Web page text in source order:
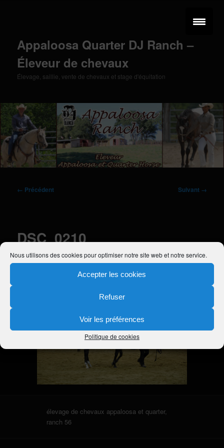
Nous utilisons des cookies pour optimiser notre site web et notre service.
Accepter les cookies
Refuser
Voir les préférences
Politique de cookies
Appaloosa Quarter DJ Ranch –
Éleveur de chevaux
Élevage, saillie, vente de chevaux et stage d'équitation
Navigation
← Précédent Suivant →
DSC_0210
Publié le26 novembre 2010à300 × 199dansNos objectifs
élevage de chevaux appaloosa et quarter,
ranch 56